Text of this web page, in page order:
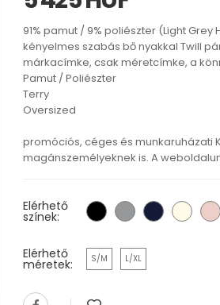
91% pamut / 9% poliészter (Light
kényelmes szabás bő nyakkal Twill
márkacímke, csak méretcímke, a
Pamut / Poliészter
Terry
Oversized
promóciós, céges és munkaruházati
magánszemélyeknek is. A
Elérhető
színek:
Elérhető
méretek: S/M L/XL